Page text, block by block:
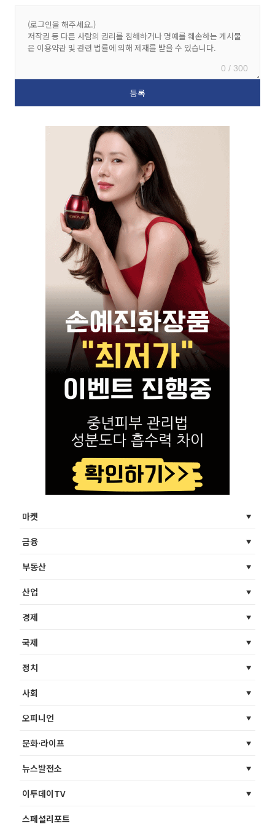
0 / 300
마켓
금융
부동산
산업
경제
국제
정치
사회
오피니언
문화·라이프
뉴스발전소
이투데이TV
스페셜리포트